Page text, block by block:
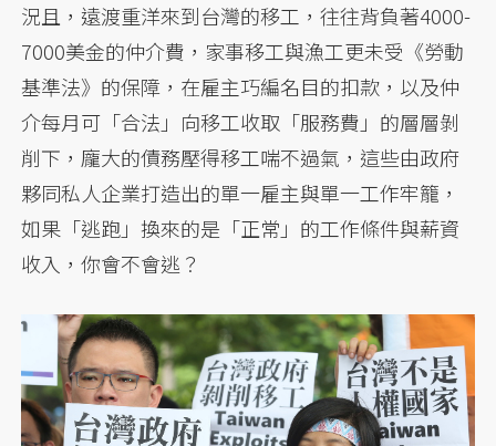
況且，遠渡重洋來到台灣的移工，往往背負著4000-
7000美金的仲介費，家事移工與漁工更未受《勞動
基準法》的保障，在雇主巧編名目的扣款，以及仲
介每月可「合法」向移工收取「服務費」的層層剝
削下，龐大的債務壓得移工喘不過氣，這些由政府
夥同私人企業打造出的單一雇主與單一工作牢籠，
如果「逃跑」換來的是「正常」的工作條件與薪資
收入，你會不會逃？